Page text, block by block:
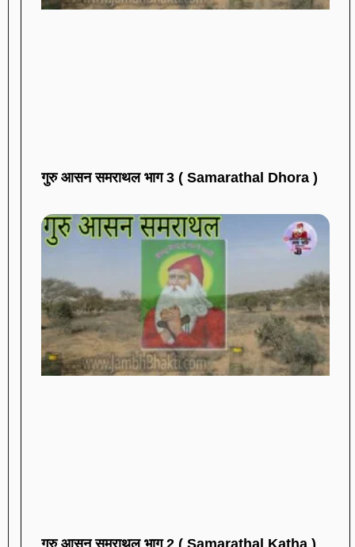
गुरु आसन समराथल भाग 3 ( Samarathal Dhora )
गुरु आसन समराथल भाग 2 ( Samarathal Katha )